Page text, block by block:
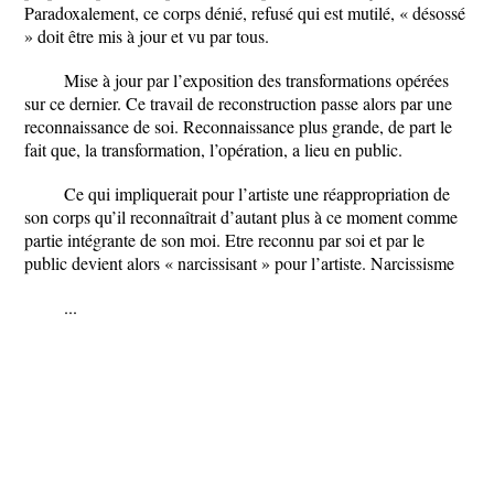
Paradoxalement, ce corps dénié, refusé qui est mutilé, « désossé
» doit être mis à jour et vu par tous.
Mise à jour par l’exposition des transformations opérées
sur ce dernier. Ce travail de reconstruction passe alors par une
reconnaissance de soi. Reconnaissance plus grande, de part le
fait que, la transformation, l’opération, a lieu en public.
Ce qui impliquerait pour l’artiste une réappropriation de
son corps qu’il reconnaîtrait d’autant plus à ce moment comme
partie intégrante de son moi. Etre reconnu par soi et par le
public devient alors « narcissisant » pour l’artiste. Narcissisme
...